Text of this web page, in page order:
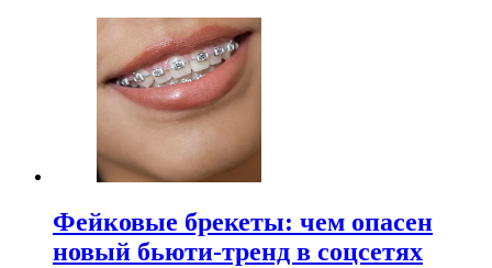
Фейковые брекеты: чем опасен
новый бьюти-тренд в соцсетях